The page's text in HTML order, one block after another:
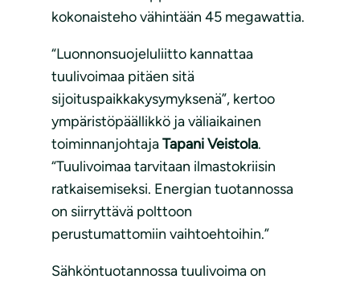
kokonaisteho vähintään 45 megawattia.
“Luonnonsuojeluliitto kannattaa
tuulivoimaa pitäen sitä
sijoituspaikkakysymyksenä”, kertoo
ympäristöpäällikkö ja väliaikainen
toiminnanjohtajaTapani Veistola.
“Tuulivoimaa tarvitaan ilmastokriisin
ratkaisemiseksi. Energian tuotannossa
on siirryttävä polttoon
perustumattomiin vaihtoehtoihin.”
Sähköntuotannossa tuulivoima on